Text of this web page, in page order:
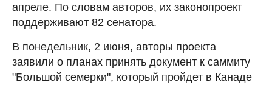
апреле. По словам авторов, их законопроект
поддерживают 82 сенатора.
В понедельник, 2 июня, авторы проекта
заявили о планах принять документ к саммиту
"Большой семерки", который пройдет в Канаде